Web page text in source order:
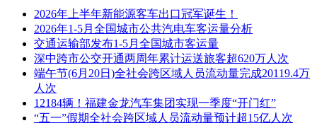
2026年上半年新能源客车出口冠军诞生！
2026年1-5月全国城市公共汽电车客运量分析
交通运输部发布1-5月全国城市客运量
深中跨市公交开通两周年累计运送旅客超620万人次
端午节(6月20日)全社会跨区域人员流动量完成20119.4万
人次
12184辆！福建金龙汽车集团实现一季度“开门红”
“五一”假期全社会跨区域人员流动量预计超15亿人次